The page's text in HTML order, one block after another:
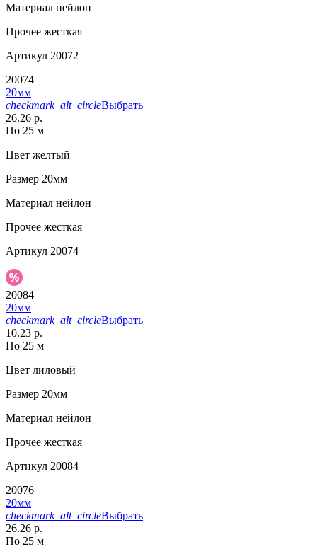
Материал нейлон
Прочее жесткая
Артикул 20072
20074
20мм
checkmark_alt_circleВыбрать
26.26 р.
По 25 м
Цвет желтый
Размер 20мм
Материал нейлон
Прочее жесткая
Артикул 20074
20084
20мм
checkmark_alt_circleВыбрать
10.23 р.
По 25 м
Цвет лиловый
Размер 20мм
Материал нейлон
Прочее жесткая
Артикул 20084
20076
20мм
checkmark_alt_circleВыбрать
26.26 р.
По 25 м